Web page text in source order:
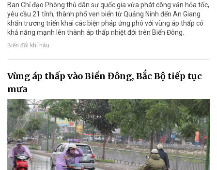
Ban Chỉ đạo Phòng thủ dân sự quốc gia vừa phát công văn hỏa tốc,
yêu cầu 21 tỉnh, thành phố ven biển từ Quảng Ninh đến An Giang
khẩn trương triển khai các biện pháp ứng phó với vùng áp thấp có
khả năng mạnh lên thành áp thấp nhiệt đới trên Biển Đông.
Biến đổi khí hậu
Vùng áp thấp vào Biển Đông, Bắc Bộ tiếp tục
mưa